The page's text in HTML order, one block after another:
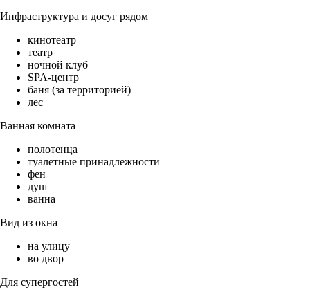
Инфраструктура и досуг рядом
кинотеатр
театр
ночной клуб
SPA-центр
баня (за территорией)
лес
Ванная комната
полотенца
туалетные принадлежности
фен
душ
ванна
Вид из окна
на улицу
во двор
Для супергостей